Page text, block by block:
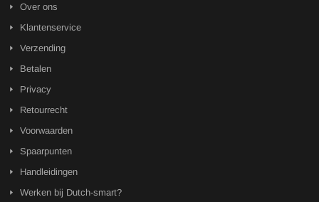
Over ons
Klantenservice
Verzending
Betalen
Privacy
Retourrecht
Voorwaarden
Spaarpunten
Handleidingen
Werken bij Dutch-smart?